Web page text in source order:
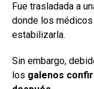
Fue trasladada a
donde los
estabilizarla.
Sin embargo,
los galenos